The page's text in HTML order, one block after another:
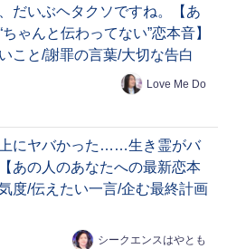
だいぶヘタクソですね。【あ
ちゃんと伝わってない”恋本音】
こと/謝罪の言葉/大切な告白
Love Me Do
にヤバかった……生き霊がバ
あの人のあなたへの最新恋本
度/伝えたい一言/企む最終計画
シークエンスはやとも